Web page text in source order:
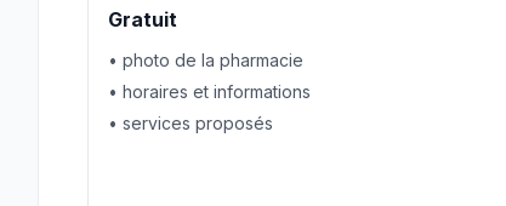
Gratuit
• photo de la pharmacie
• horaires et informations
• services proposés